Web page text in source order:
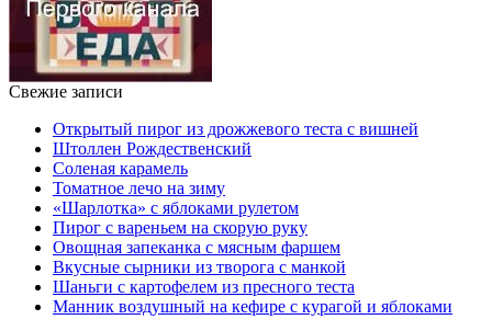
Свежие записи
Открытый пирог из дрожжевого теста с вишней
Штоллен Рождественский
Соленая карамель
Томатное лечо на зиму
«Шарлотка» с яблоками рулетом
Пирог с вареньем на скорую руку
Овощная запеканка с мясным фаршем
Вкусные сырники из творога с манкой
Шаньги с картофелем из пресного теста
Манник воздушный на кефире с курагой и яблоками